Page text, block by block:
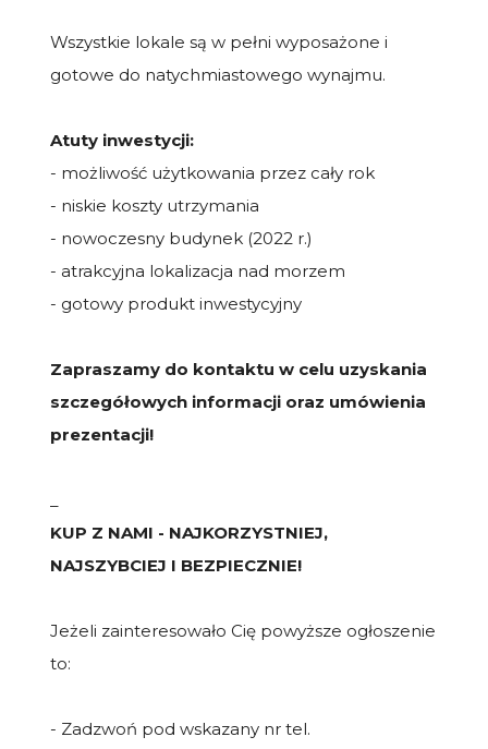
Wszystkie lokale są w pełni wyposażone i
gotowe do natychmiastowego wynajmu.
Atuty inwestycji:
- możliwość użytkowania przez cały rok
- niskie koszty utrzymania
- nowoczesny budynek (2022 r.)
- atrakcyjna lokalizacja nad morzem
- gotowy produkt inwestycyjny
Zapraszamy do kontaktu w celu uzyskania
szczegółowych informacji oraz umówienia
prezentacji!
KUP Z NAMI - NAJKORZYSTNIEJ,
NAJSZYBCIEJ I BEZPIECZNIE!
Jeżeli zainteresowało Cię powyższe ogłoszenie
to:
- Zadzwoń pod wskazany nr tel.